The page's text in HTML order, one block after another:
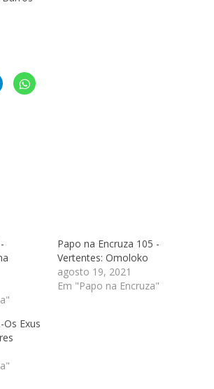
Clique
compartilhar
Clique
para
Papo na Encruza 105 -
Vertentes: Omoloko
agosto 19, 2021
Em "Papo na Encruza"
Os Exus